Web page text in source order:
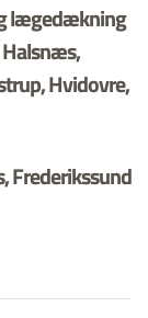
lægedækning
Halsnæs,
Hvidovre,
Frederikssund